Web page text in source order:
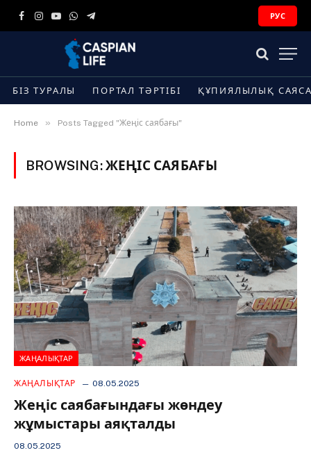
Facebook
Instagram
YouTube
WhatsApp
Telegram
РУС
БІЗ ТУРАЛЫ ПОРТАЛ ТӘРТІБІ ҚҰПИЯЛЫЛЫҚ
Home » Posts Tagged "Жеңіс саябағы"
BROWSING:ЖЕҢІС САЯБАҒЫ
ЖАҢАЛЫҚТАР
ЖАҢАЛЫҚТАР 08.05.2025
Жеңіс саябағындағы жөндеу
жұмыстары аяқталды
08.05.2025